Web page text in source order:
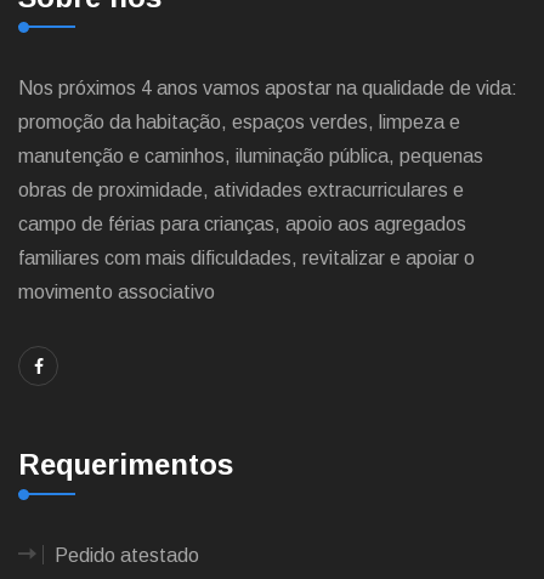
Nos próximos 4 anos vamos apostar na qualidade de vida:
promoção da habitação, espaços verdes, limpeza e
manutenção e caminhos, iluminação pública, pequenas
obras de proximidade, atividades extracurriculares e
campo de férias para crianças, apoio aos agregados
familiares com mais dificuldades, revitalizar e apoiar o
movimento associativo
Requerimentos
Pedido atestado